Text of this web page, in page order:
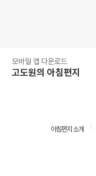
모바일 앱 다운로드
고도원의 아침편지
아침편지 소개